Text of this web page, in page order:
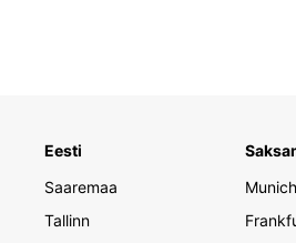
Eesti
Saaremaa
Tallinn
Munich